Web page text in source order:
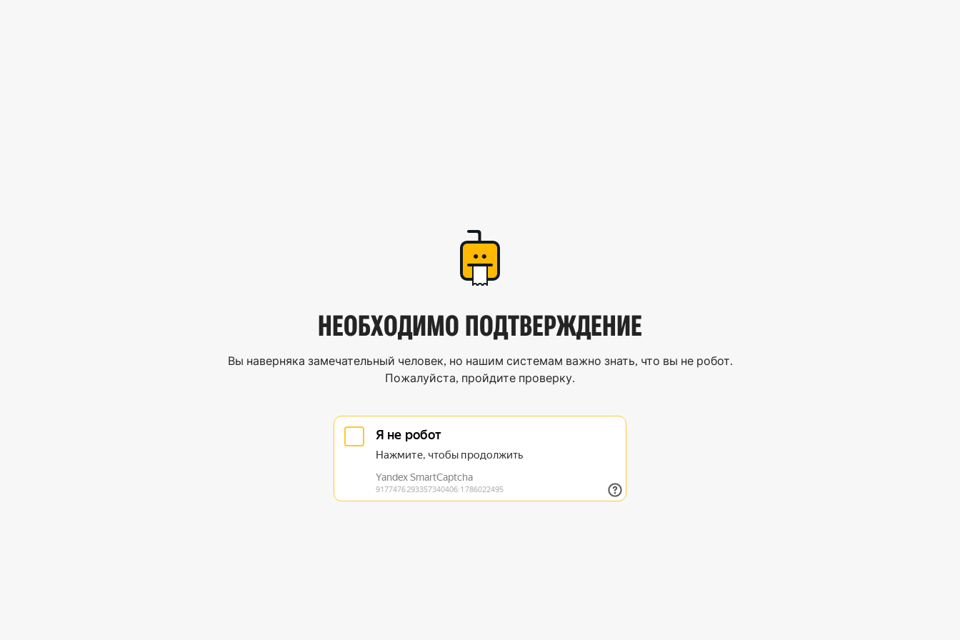
НЕОБХОДИМО ПОДТВЕРЖДЕНИЕ
Вы наверняка замечательный человек, но нашим системам важно знать, что вы не робот.
Пожалуйста, пройдите проверку.